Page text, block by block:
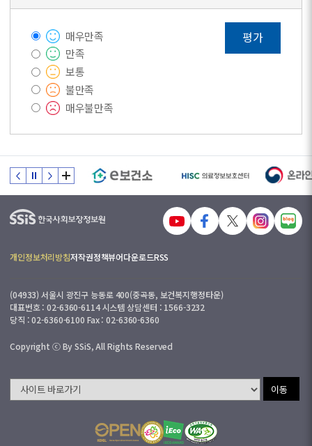
매우만족
만족
보통
불만족
매우불만족
평가
개인정보처리방침저작권정책뷰어다운로드RSS
(04933) 서울시 광진구 능동로 400(중곡동, 보건복지행정타운)
대표번호 : 02-6360-6114 시스템 상담센터 : 1566-3232
당직 : 02-6360-6100 Fax : 02-6360-6360
Copyright ⓒ By SSiS, All Rights Reserved
이동